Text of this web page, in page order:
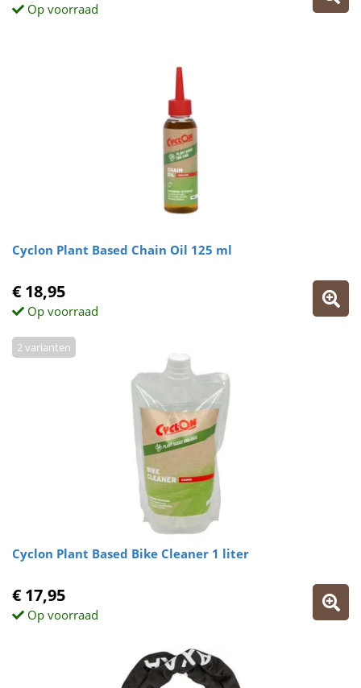
Op voorraad
Cyclon Plant Based Chain Oil 125 ml
€ 18,95
Op voorraad
Cyclon Plant Based Bike Cleaner 1 liter
2 varianten
€ 17,95
Op voorraad